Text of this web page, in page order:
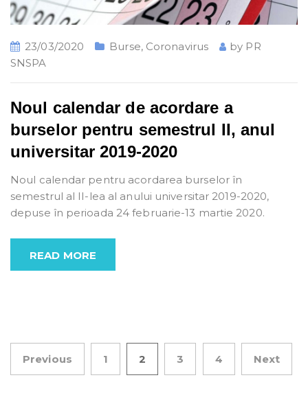
23/03/2020 Burse, Coronavirus by PR
SNSPA
Noul calendar de acordare a
burselor pentru semestrul II, anul
universitar 2019-2020
Noul calendar pentru acordarea burselor în
semestrul al II-lea al anului universitar 2019-2020,
depuse în perioada 24 februarie-13 martie 2020.
READ MORE
Posts pagination
Previous 1 2 3 4 Next